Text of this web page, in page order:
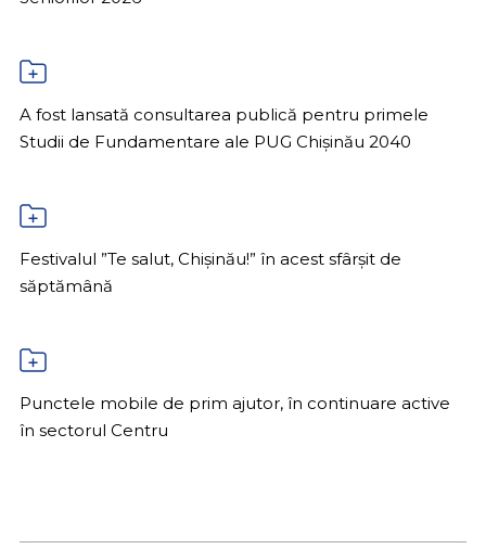
A fost lansată consultarea publică pentru primele
Studii de Fundamentare ale PUG Chișinău 2040
Festivalul ”Te salut, Chișinău!” în acest sfârșit de
săptămână
Punctele mobile de prim ajutor, în continuare active
în sectorul Centru